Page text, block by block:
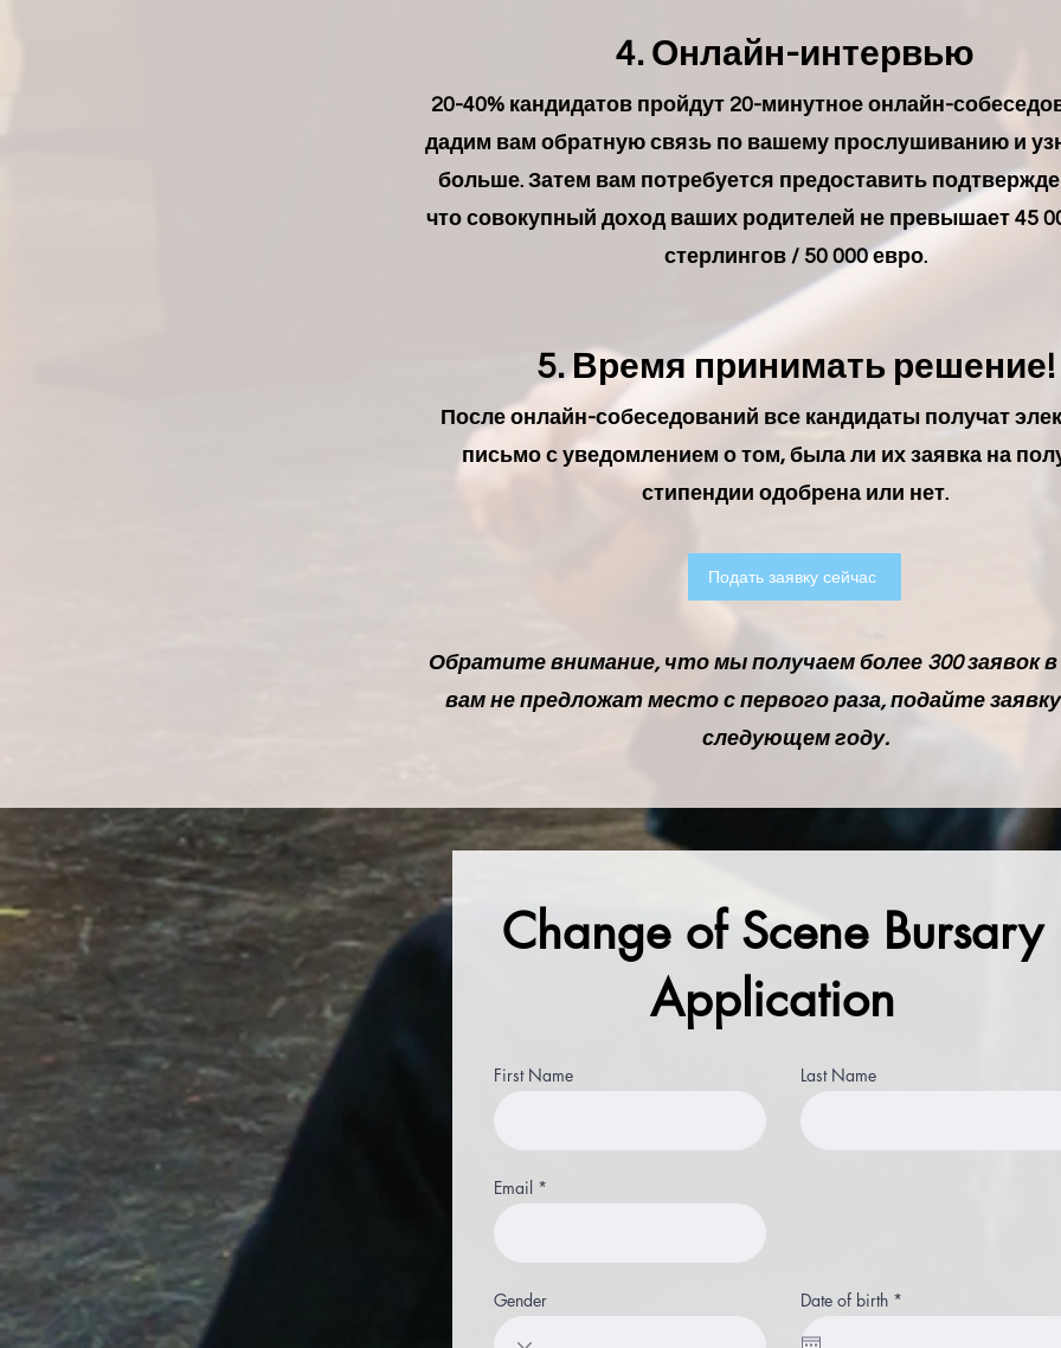
4. Онлайн-интервью
20-40% кандидатов пройдут 20-минутное онлайн-
дадим вам обратную связь по вашему прослушиванию и
больше. Затем вам потребуется предоставить
что совокупный доход ваших родителей не превышает 45
стерлингов / 50 000 евро.
5. Время принимать решение!
После онлайн-собеседований все кандидаты получат
письмо с уведомлением о том, была ли их заявка на
стипендии одобрена или нет.
Подать заявку сейчас
Обратите внимание, что мы получаем более 300 заявок в
вам не предложат место с первого раза, подайте
следующем году.
Change of Scene Bursary
Application
First Name Last Name
Email
Gender Date of birth *
e